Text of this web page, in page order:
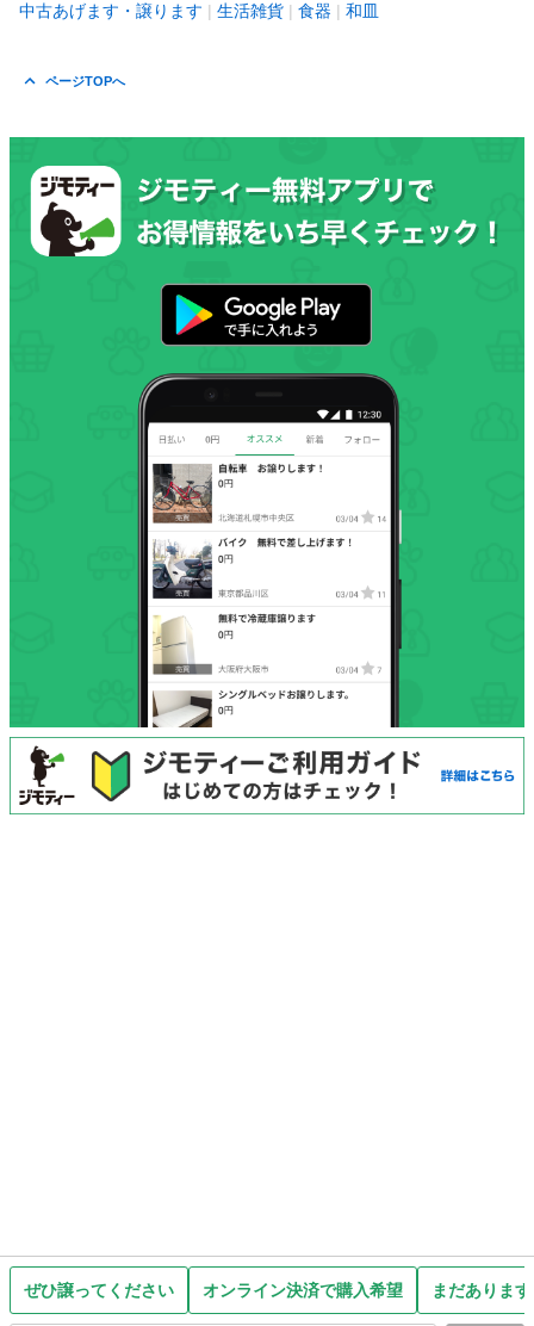
ぜひ譲ってください オンライン決済で購入希望 まだありま
中古あげます・譲ります 生活雑貨 食器 和皿
ページTOPへ